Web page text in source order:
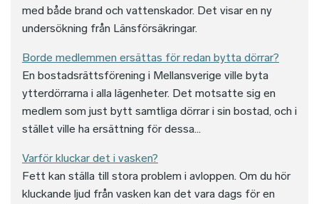
med både brand och vattenskador. Det visar en ny
undersökning från Länsförsäkringar.
Borde medlemmen ersättas för redan bytta dörrar?
En bostadsrättsförening i Mellansverige ville byta
ytterdörrarna i alla lägenheter. Det motsatte sig en
medlem som just bytt samtliga dörrar i sin bostad, och i
stället ville ha ersättning för dessa...
Varför kluckar det i vasken?
Fett kan ställa till stora problem i avloppen. Om du hör
kluckande ljud från vasken kan det vara dags för en